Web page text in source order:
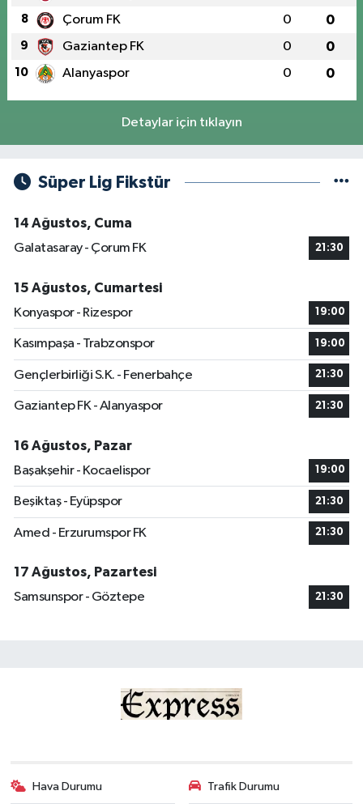
8 Çorum FK 0 0
9 Gaziantep FK 0 0
10 Alanyaspor 0 0
Detaylar için tıklayın
Süper Lig Fikstür
14 Ağustos, Cuma
Galatasaray - Çorum FK
21:30
15 Ağustos, Cumartesi
Konyaspor - Rizespor
19:00
Kasımpaşa - Trabzonspor 19:00
Gençlerbirliği S.K. - Fenerbahçe 21:30
Gaziantep FK - Alanyaspor 21:30
16 Ağustos, Pazar
Başakşehir - Kocaelispor
19:00
Beşiktaş - Eyüpspor 21:30
Amed - Erzurumspor FK 21:30
17 Ağustos, Pazartesi
Samsunspor - Göztepe
21:30
Hava Durumu Trafik Durumu